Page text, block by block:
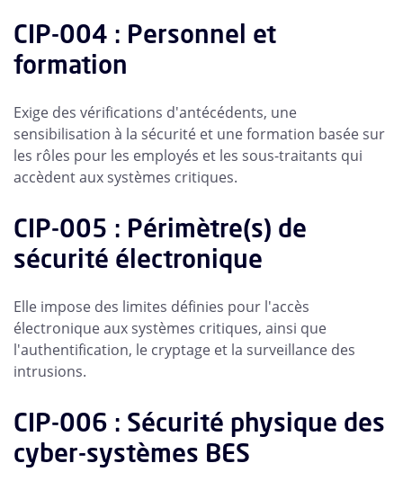
CIP-004 : Personnel et
formation
Exige des vérifications d'antécédents, une
sensibilisation à la sécurité et une formation basée sur
les rôles pour les employés et les sous-traitants qui
accèdent aux systèmes critiques.
CIP-005 : Périmètre(s) de
sécurité électronique
Elle impose des limites définies pour l'accès
électronique aux systèmes critiques, ainsi que
l'authentification, le cryptage et la surveillance des
intrusions.
CIP-006 : Sécurité physique des
cyber-systèmes BES